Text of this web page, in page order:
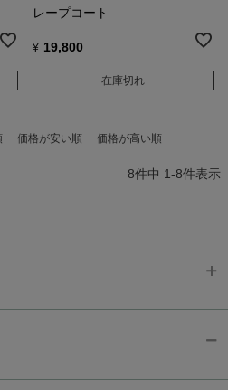
レープコート
¥ 19,800
在庫切れ
価格が安い順 価格が高い順
8件中 1-8件表示